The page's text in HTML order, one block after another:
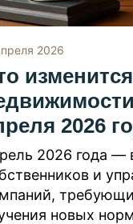
2026
2026
2026 года —
и
новых